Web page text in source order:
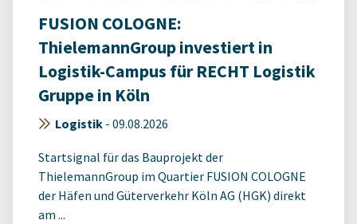
FUSION COLOGNE:
ThielemannGroup investiert in
Logistik-Campus für RECHT Logistik
Gruppe in Köln
Logistik - 09.08.2026
Startsignal für das Bauprojekt der
ThielemannGroup im Quartier FUSION COLOGNE
der Häfen und Güterverkehr Köln AG (HGK) direkt
am ...